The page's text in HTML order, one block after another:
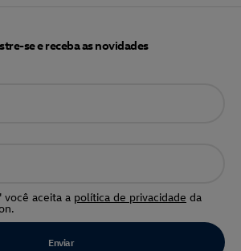
se e receba as novidades
você aceita a política de privacidade da